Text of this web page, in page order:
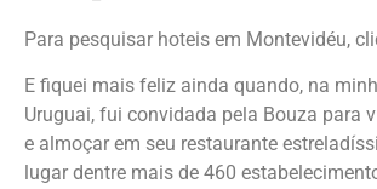
Para pesquisar hoteis em Montevidéu,
E fiquei mais feliz ainda quando, na
Uruguai, fui convidada pela Bouza para
e almoçar em seu restaurante
lugar dentre mais de 460